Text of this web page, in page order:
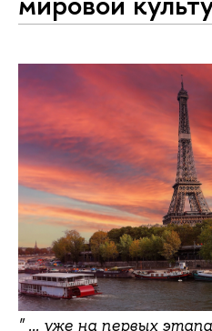
" ... уже на первых